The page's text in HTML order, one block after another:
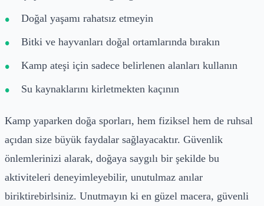
Doğal yaşamı rahatsız etmeyin
Bitki ve hayvanları doğal ortamlarında bırakın
Kamp ateşi için sadece belirlenen alanları kullanın
Su kaynaklarını kirletmekten kaçının
Kamp yaparken doğa sporları, hem fiziksel hem de ruhsal
açıdan size büyük faydalar sağlayacaktır. Güvenlik
önlemlerinizi alarak, doğaya saygılı bir şekilde bu
aktiviteleri deneyimleyebilir, unutulmaz anılar
biriktirebirlsiniz. Unutmayın ki en güzel macera, güvenli